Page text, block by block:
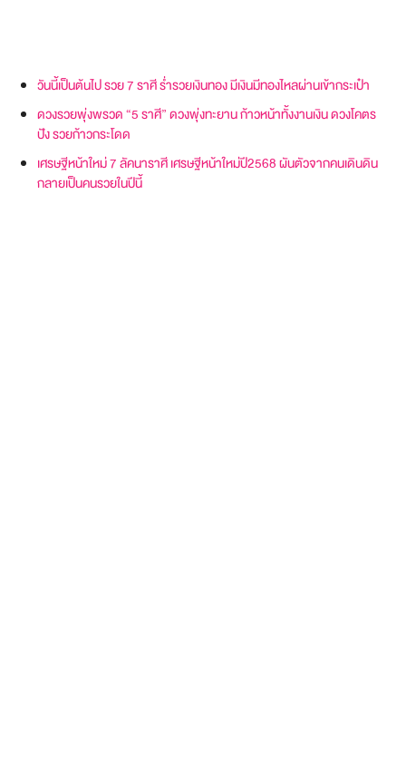
วันนี้เป็นต้นไป รวย 7 ราศี ร่ำรวยเงินทอง มีเงินมีทองไหลผ่านเข้ากระเป๋า
ดวงรวยพุ่งพรวด “5 ราศี” ดวงพุ่งทะยาน ก้าวหน้าทั้งงานเงิน ดวงโคตร
ปัง รวยก้าวกระโดด
เศรษฐีหน้าใหม่ 7 ลัคนาราศี เศรษฐีหน้าใหม่ปี2568 ผันตัวจากคนเดินดิน
กลายเป็นคนรวยในปีนี้